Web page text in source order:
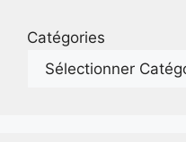
Catégories